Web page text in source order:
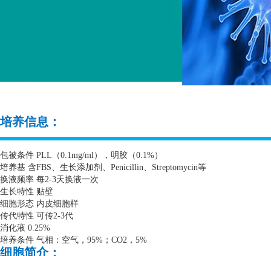
培养信息：
包被条件 PLL （0.1mg/ml），明胶（0.1%）
培养基 含FBS、生长添加剂、 Penicillin、 Streptomycin等
换液频率 每2-3天换液一次
生长特性 贴壁
细胞形态 内皮细胞样
传代特性 可传2-3代
消化液 0.25%
培养条件 气相：空气， 95% ； CO2 ， 5%
细胞简介：